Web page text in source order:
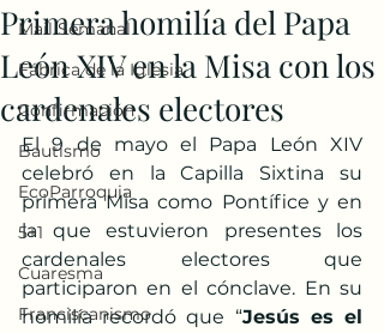
Mail Semanal
Fábrica de la Iglesia
Confirmación
Bautismo
EcoParroquia
5+1
Cuaresma
Franciscanismo
Primera homilía del Papa
León XIV en la Misa con los
cardenales electores
El 9 de mayo el Papa León XIV
celebró en la Capilla Sixtina su
primera Misa como Pontífice y en
la que estuvieron presentes los
cardenales electores que
participaron en el cónclave. En su
homilía recordó que “Jesús es el